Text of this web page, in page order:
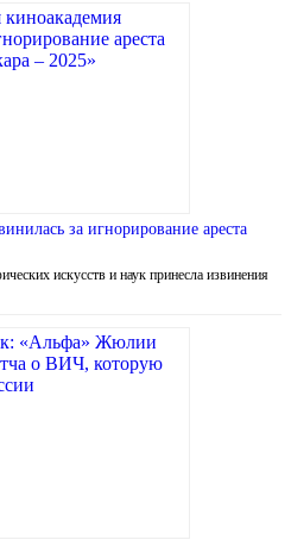
за игнорирование ареста
искусств и наук принесла извинения